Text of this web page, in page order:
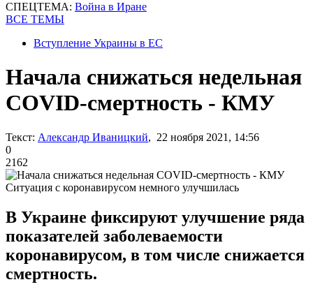
СПЕЦТЕМА: Война в Иране
ВСЕ ТЕМЫ
Вступление Украины в ЕС
Начала снижаться недельная
COVID-смертность - КМУ
Текст: Александр Иваницкий, 22 ноября 2021, 14:56
0
2162
Ситуация с коронавирусом немного улучшилась
В Украине фиксируют улучшение ряда
показателей заболеваемости
коронавирусом, в том числе снижается
смертность.